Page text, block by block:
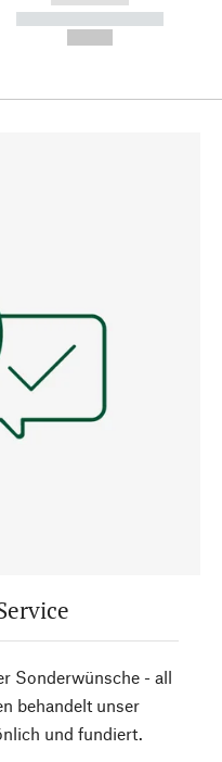
----------- -----------
Sonderwünsche - all
behandelt unser
und fundiert.